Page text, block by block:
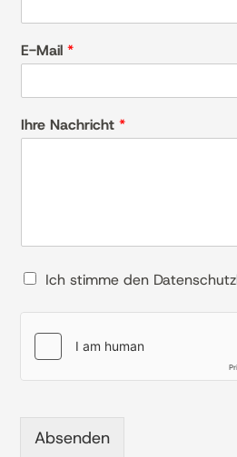
E-Mail*
Ihre Nachricht*
D
a
t
c
u
Ich stimme den
Absenden